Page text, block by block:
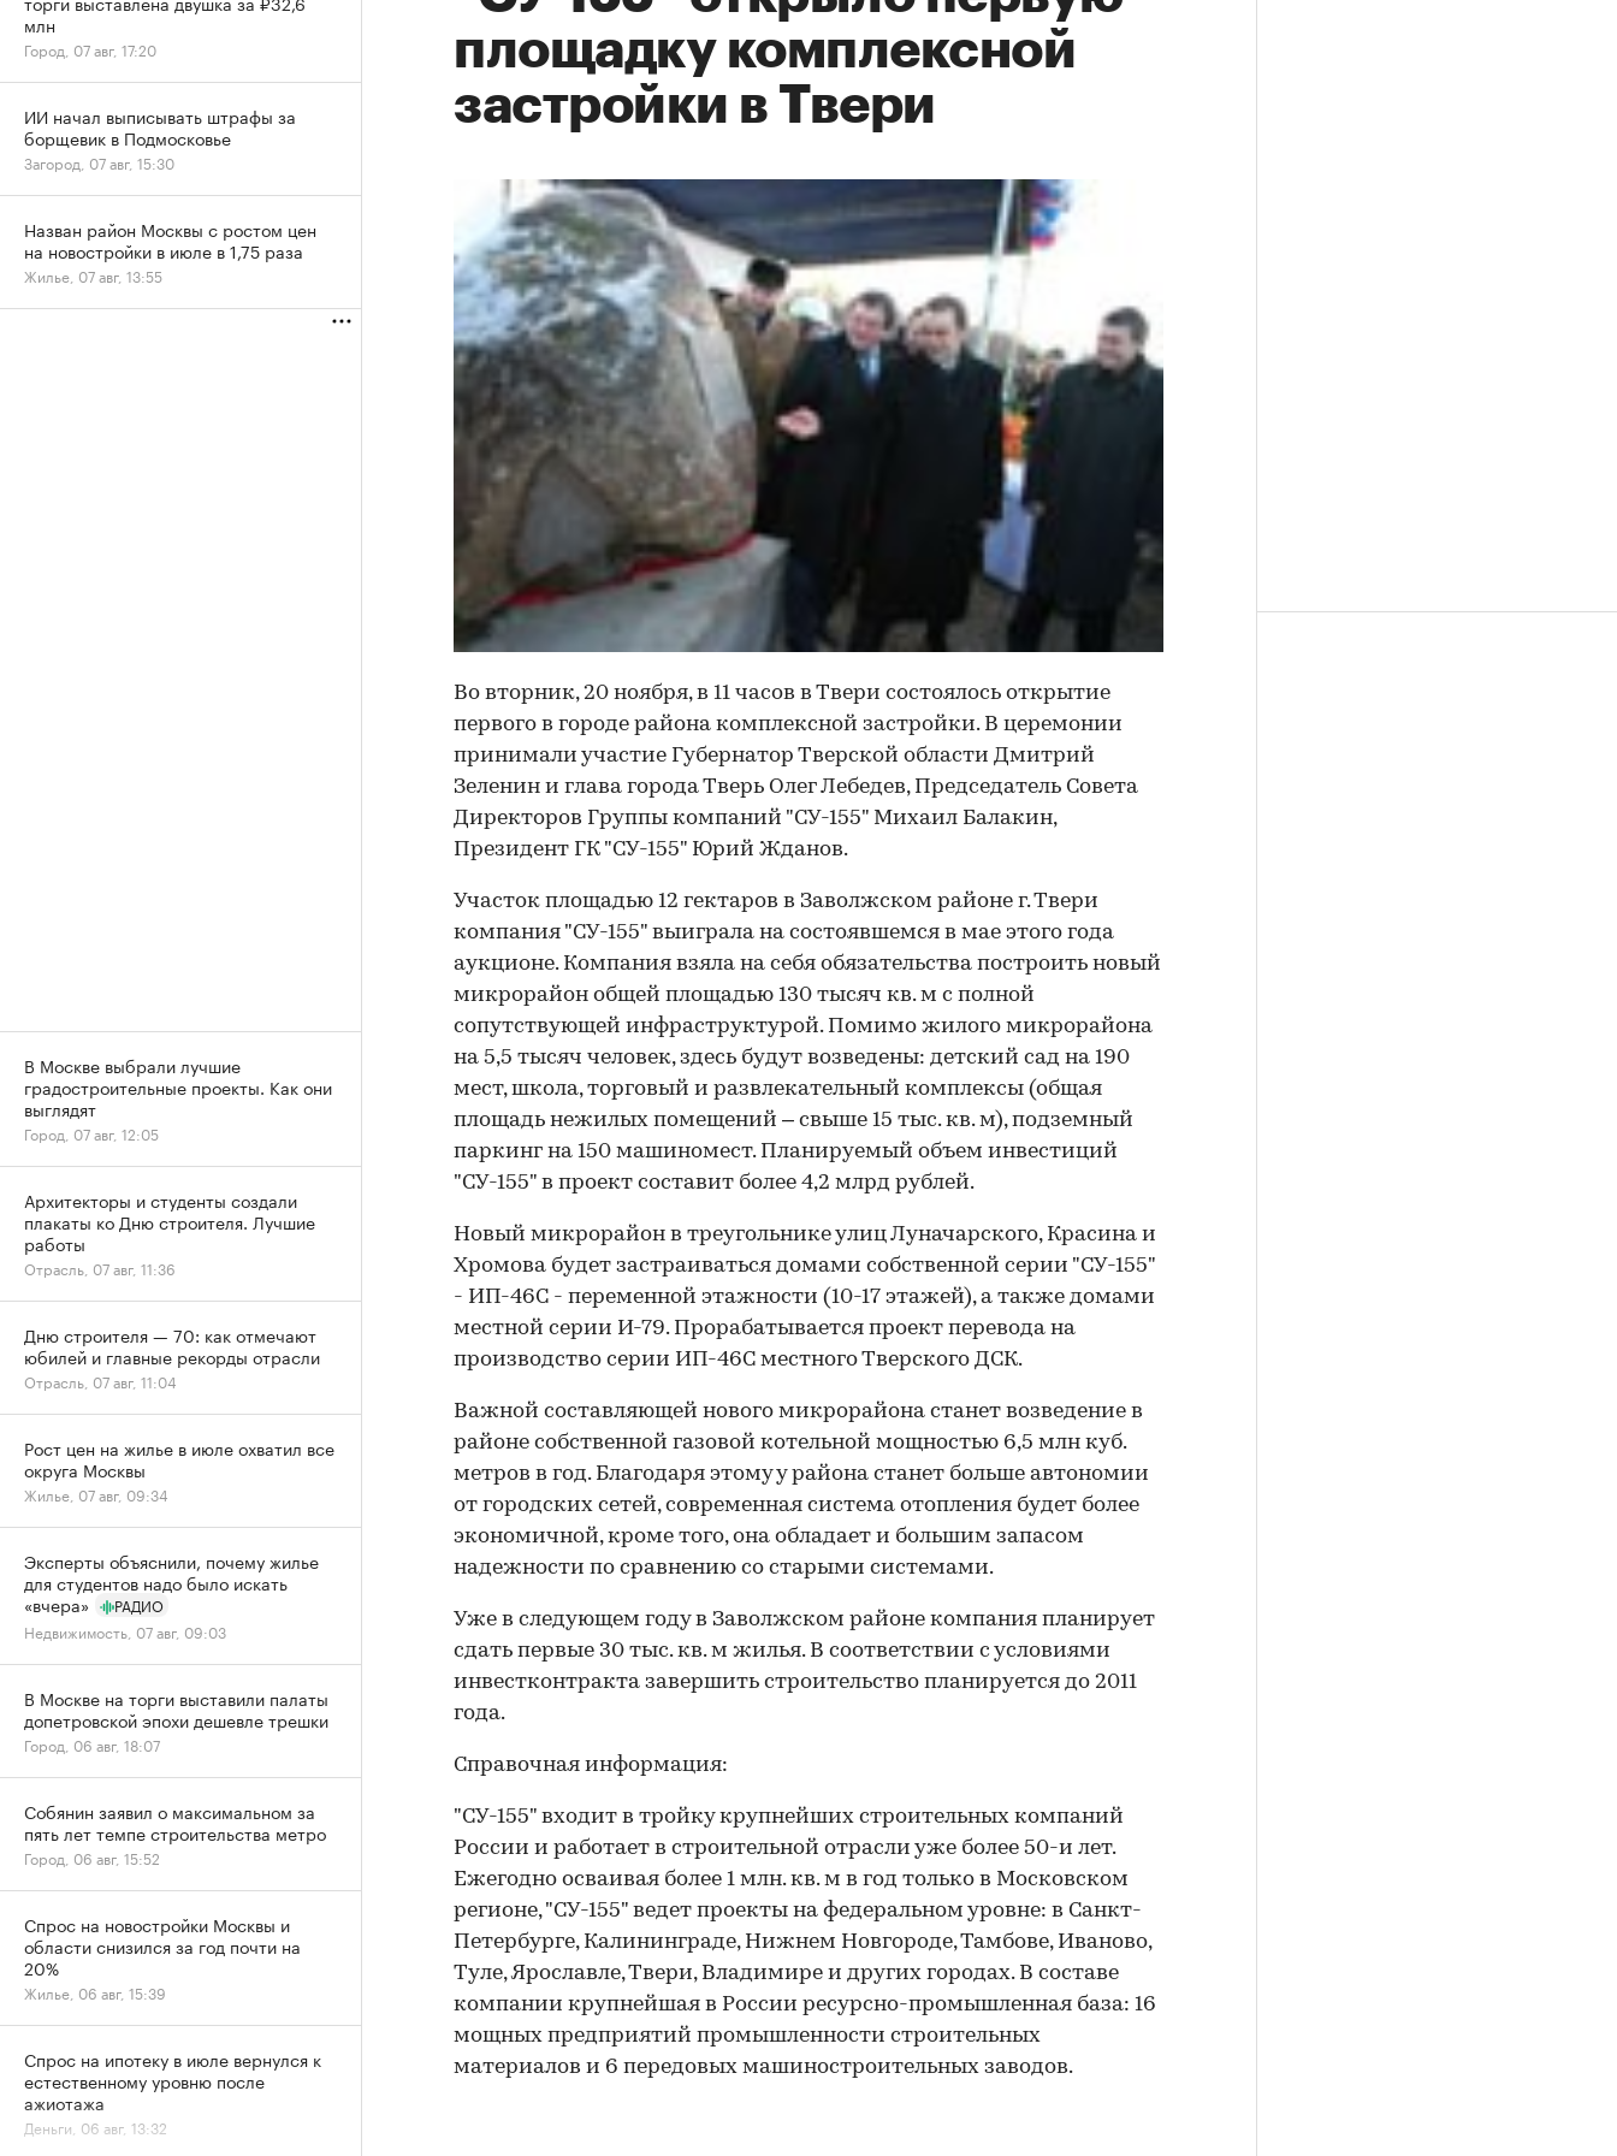
площадку комплексной
застройки в Твери
Во вторник, 20 ноября, в 11 часов в Твери состоялось открытие
первого в городе района комплексной застройки. В церемонии
принимали участие Губернатор Тверской области Дмитрий
Зеленин и глава города Тверь Олег Лебедев, Председатель Совета
Директоров Группы компаний "СУ-155" Михаил Балакин,
Президент ГК "СУ-155" Юрий Жданов.
Участок площадью 12 гектаров в Заволжском районе г. Твери
компания "СУ-155" выиграла на состоявшемся в мае этого года
аукционе. Компания взяла на себя обязательства построить новый
микрорайон общей площадью 130 тысяч кв. м с полной
сопутствующей инфраструктурой. Помимо жилого микрорайона
на 5,5 тысяч человек, здесь будут возведены: детский сад на 190
мест, школа, торговый и развлекательный комплексы (общая
площадь нежилых помещений – свыше 15 тыс. кв. м), подземный
паркинг на 150 машиномест. Планируемый объем инвестиций
"СУ-155" в проект составит более 4,2 млрд рублей.
Новый микрорайон в треугольнике улиц Луначарского, Красина и
Хромова будет застраиваться домами собственной серии "СУ-155"
- ИП-46С - переменной этажности (10-17 этажей), а также домами
местной серии И-79. Прорабатывается проект перевода на
производство серии ИП-46С местного Тверского ДСК.
Важной составляющей нового микрорайона станет возведение в
районе собственной газовой котельной мощностью 6,5 млн куб.
метров в год. Благодаря этому у района станет больше автономии
от городских сетей, современная система отопления будет более
экономичной, кроме того, она обладает и большим запасом
надежности по сравнению со старыми системами.
Уже в следующем году в Заволжском районе компания планирует
сдать первые 30 тыс. кв. м жилья. В соответствии с условиями
инвестконтракта завершить строительство планируется до 2011
года.
Справочная информация:
"СУ-155" входит в тройку крупнейших строительных компаний
России и работает в строительной отрасли уже более 50-и лет.
Ежегодно осваивая более 1 млн. кв. м в год только в Московском
регионе, "СУ-155" ведет проекты на федеральном уровне: в Санкт-
Петербурге, Калининграде, Нижнем Новгороде, Тамбове, Иваново,
Туле, Ярославле, Твери, Владимире и других городах. В составе
компании крупнейшая в России ресурсно-промышленная база: 16
мощных предприятий промышленности строительных
материалов и 6 передовых машиностроительных заводов.
млн
Город, 07 авг, 17:20
ИИ начал выписывать штрафы за
борщевик в Подмосковье
Загород, 07 авг, 15:30
Назван район Москвы с ростом цен
на новостройки в июле в 1,75 раза
Жилье, 07 авг, 13:55
В Москве выбрали лучшие
градостроительные проекты. Как они
выглядят
Город, 07 авг, 12:05
Архитекторы и студенты создали
плакаты ко Дню строителя. Лучшие
работы
Отрасль, 07 авг, 11:36
Дню строителя — 70: как отмечают
юбилей и главные рекорды отрасли
Отрасль, 07 авг, 11:04
Рост цен на жилье в июле охватил все
округа Москвы
Жилье, 07 авг, 09:34
Эксперты объяснили, почему жилье
для студентов надо было искать
«вчера»
РАДИО
Недвижимость, 07 авг, 09:03
В Москве на торги выставили палаты
допетровской эпохи дешевле трешки
Город, 06 авг, 18:07
Собянин заявил о максимальном за
пять лет темпе строительства метро
Город, 06 авг, 15:52
Спрос на новостройки Москвы и
области снизился за год почти на
20%
Жилье, 06 авг, 15:39
Спрос на ипотеку в июле вернулся к
естественному уровню после
ажиотажа
Деньги, 06 авг, 13:32